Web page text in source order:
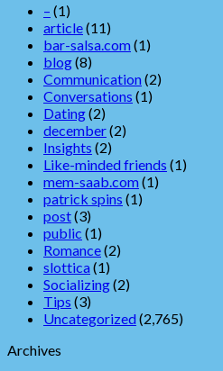
– (1)
article(11)
bar-salsa.com(1)
blog(8)
Communication(2)
Conversations (1)
Dating(2)
december(2)
Insights (2)
Like-minded friends (1)
mem-saab.com(1)
patrick spins (1)
post(3)
public (1)
Romance(2)
slottica(1)
Socializing(2)
Tips (3)
Uncategorized(2,765)
Archives